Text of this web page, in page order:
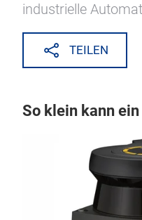
industrielle
TEILEN
So klein kann